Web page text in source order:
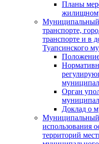
Планы
Муниципальный
транспорте,
транспорте и в
Туапсинского
Орган
Доклад о
Муниципальный
использования
территорий